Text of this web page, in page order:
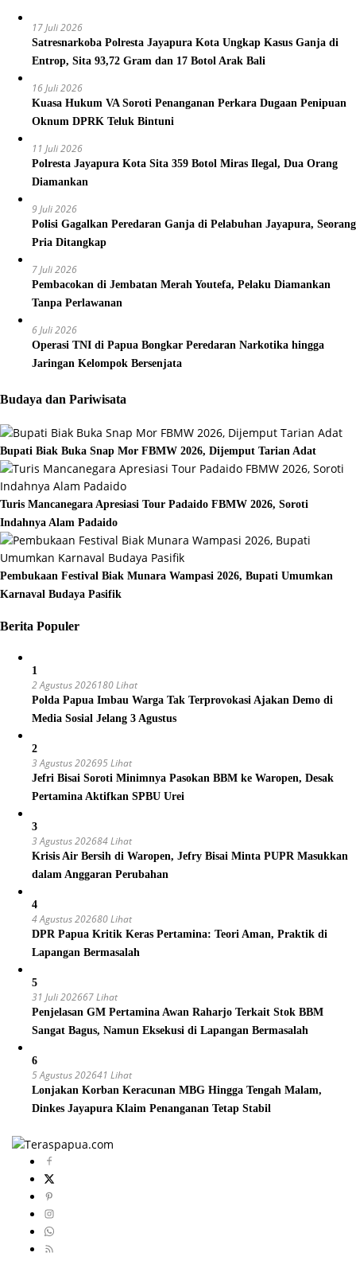
17 Juli 2026
Satresnarkoba Polresta Jayapura Kota Ungkap Kasus Ganja di
Entrop, Sita 93,72 Gram dan 17 Botol Arak Bali
16 Juli 2026
Kuasa Hukum VA Soroti Penanganan Perkara Dugaan Penipuan
Oknum DPRK Teluk Bintuni
11 Juli 2026
Polresta Jayapura Kota Sita 359 Botol Miras Ilegal, Dua Orang
Diamankan
9 Juli 2026
Polisi Gagalkan Peredaran Ganja di Pelabuhan Jayapura, Seorang
Pria Ditangkap
7 Juli 2026
Pembacokan di Jembatan Merah Youtefa, Pelaku Diamankan
Tanpa Perlawanan
6 Juli 2026
Operasi TNI di Papua Bongkar Peredaran Narkotika hingga
Jaringan Kelompok Bersenjata
Budaya dan Pariwisata
Bupati Biak Buka Snap Mor FBMW 2026, Dijemput Tarian Adat
Turis Mancanegara Apresiasi Tour Padaido FBMW 2026, Soroti
Indahnya Alam Padaido
Pembukaan Festival Biak Munara Wampasi 2026, Bupati Umumkan
Karnaval Budaya Pasifik
Berita Populer
1
2 Agustus 2026180 Lihat
Polda Papua Imbau Warga Tak Terprovokasi Ajakan Demo di
Media Sosial Jelang 3 Agustus
2
3 Agustus 202695 Lihat
Jefri Bisai Soroti Minimnya Pasokan BBM ke Waropen, Desak
Pertamina Aktifkan SPBU Urei
3
3 Agustus 202684 Lihat
Krisis Air Bersih di Waropen, Jefry Bisai Minta PUPR Masukkan
dalam Anggaran Perubahan
4
4 Agustus 202680 Lihat
DPR Papua Kritik Keras Pertamina: Teori Aman, Praktik di
Lapangan Bermasalah
5
31 Juli 202667 Lihat
Penjelasan GM Pertamina Awan Raharjo Terkait Stok BBM
Sangat Bagus, Namun Eksekusi di Lapangan Bermasalah
6
5 Agustus 202641 Lihat
Lonjakan Korban Keracunan MBG Hingga Tengah Malam,
Dinkes Jayapura Klaim Penanganan Tetap Stabil